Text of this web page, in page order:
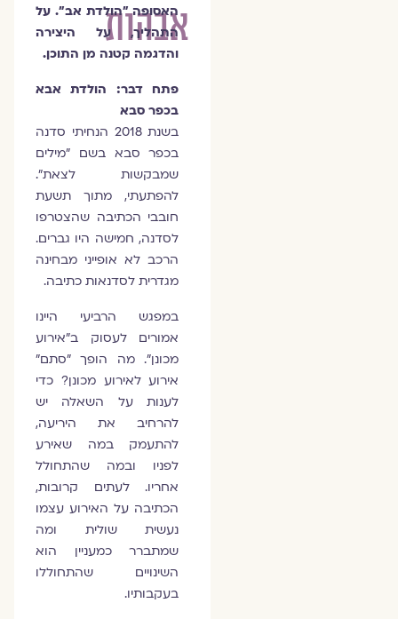
אבהות
האסופה "הולדת אב". על
התהליך, על היצירה
והדגמה קטנה מן התוכן.
פתח דבר: הולדת אבא
בכפר סבא
בשנת 2018 הנחיתי סדנה
בכפר סבא בשם "מילים
שמבקשות לצאת".
להפתעתי, מתוך תשעת
חובבי הכתיבה שהצטרפו
לסדנה, חמישה היו גברים.
הרכב לא אופייני מבחינה
מגדרית לסדנאות כתיבה.
במפגש הרביעי היינו
אמורים לעסוק ב"אירוע
מכונן". מה הופך "סתם"
אירוע לאירוע מכונן? כדי
לענות על השאלה יש
להרחיב את היריעה,
להתעמק במה שאירע
לפניו ובמה שהתחולל
אחריו. לעתים קרובות,
הכתיבה על האירוע עצמו
נעשית שולית ומה
שמתברר כמעניין הוא
השינויים שהתחוללו
בעקבותיו.